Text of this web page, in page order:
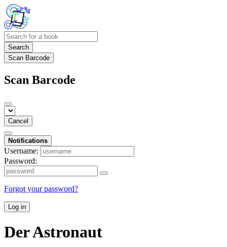
Search
Scan Barcode
Scan Barcode
Cancel
Notifications
Username:
Password:
Forgot your password?
Log in
Der Astronaut